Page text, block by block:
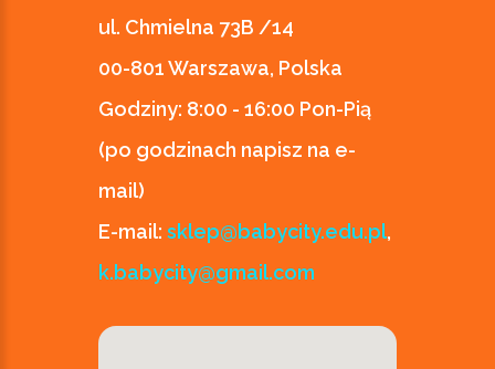
ul. Chmielna 73B /14
00-801 Warszawa, Polska
Godziny: 8:00 - 16:00 Pon-Pią
(po godzinach napisz na e-
mail)
E-mail: sklep@babycity.edu.pl,
k.babycity@gmail.com